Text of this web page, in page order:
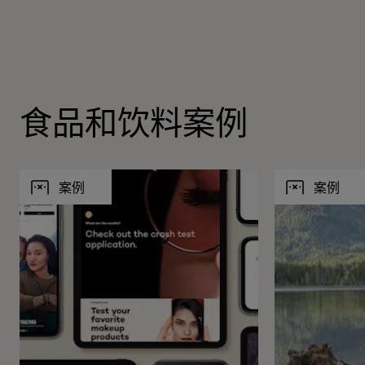
食品和饮料案例
案例 案例